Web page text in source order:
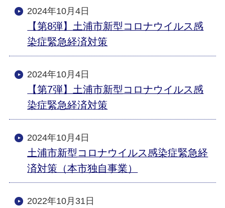
2024年10月4日
【第8弾】土浦市新型コロナウイルス感
染症緊急経済対策
2024年10月4日
【第7弾】土浦市新型コロナウイルス感
染症緊急経済対策
2024年10月4日
土浦市新型コロナウイルス感染症緊急経
済対策（本市独自事業）
2022年10月31日